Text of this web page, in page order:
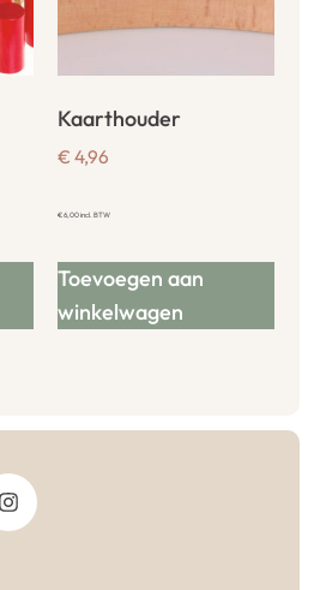
Kaarthouder
€ 4,96
€6,00incl. BTW
Toevoegen aan
winkelwagen